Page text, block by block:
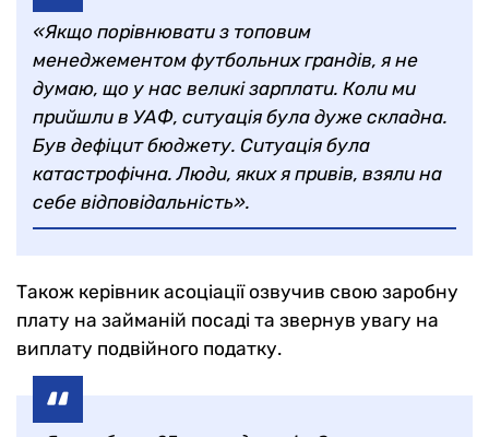
«Якщо порівнювати з топовим
менеджементом футбольних грандів, я не
думаю, що у нас великі зарплати. Коли ми
прийшли в УАФ, ситуація була дуже складна.
Був дефіцит бюджету. Ситуація була
катастрофічна. Люди, яких я привів, взяли на
себе відповідальність».
Також керівник асоціації озвучив свою заробну
плату на займаній посаді та звернув увагу на
виплату подвійного податку.